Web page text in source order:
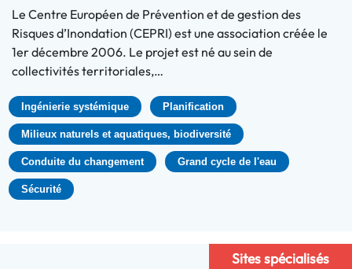
Le Centre Européen de Prévention et de gestion des
Risques d’Inondation (CEPRI) est une association créée le
1er décembre 2006. Le projet est né au sein de
collectivités territoriales,…
Ingénierie systémique Planification
Milieux naturels et aquatiques, biodiversité
Conduite du changement Grand cycle de l'eau
Sécurité
Sites spécialisés